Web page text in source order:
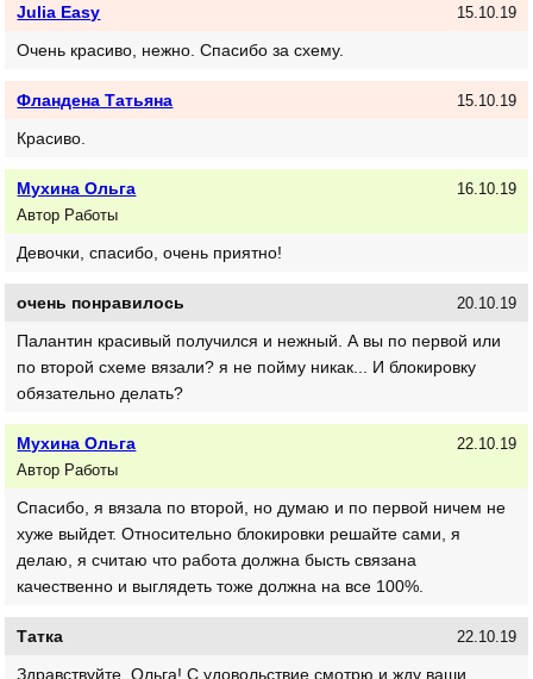
Julia Easy 15.10.19
Очень красиво, нежно. Спасибо за схему.
Фландена Татьяна 15.10.19
Красиво.
Мухина Ольга
Автор Работы
16.10.19
Девочки, спасибо, очень приятно!
очень понравилось 20.10.19
Палантин красивый получился и нежный. А вы по первой или
по второй схеме вязали? я не пойму никак... И блокировку
обязательно делать?
Мухина Ольга
Автор Работы
22.10.19
Спасибо, я вязала по второй, но думаю и по первой ничем не
хуже выйдет. Относительно блокировки решайте сами, я
делаю, я считаю что работа должна бысть связана
качественно и выглядеть тоже должна на все 100%.
Татка 22.10.19
Здравствуйте, Ольга! С удовольствие смотрю и жду ваши